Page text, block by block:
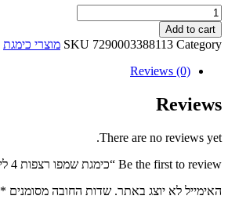
כימגת
שמפו
רצפות
4
ליטר
quantity
Add to cart
SKU 7290003388113 Category
מוצרי כימגת
Reviews (0)
Reviews
There are no reviews yet.
Be the first to review “כימגת שמפו רצפות 4 ליטר 1/5”
האימייל לא יוצג באתר. שדות החובה מסומנים *